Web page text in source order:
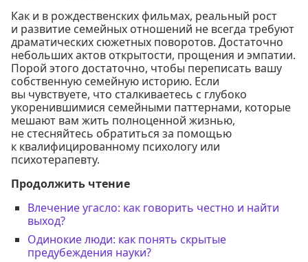
Как и в рождественских фильмах, реальный рост
и развитие семейных отношений не всегда требуют
драматических сюжетных поворотов. Достаточно
небольших актов открытости, прощения и эмпатии.
Порой этого достаточно, чтобы переписать вашу
собственную семейную историю. Если
вы чувствуете, что сталкиваетесь с глубоко
укоренившимися семейными паттернами, которые
мешают вам жить полноценной жизнью,
не стесняйтесь обратиться за помощью
к квалифицированному психологу или
психотерапевту.
Продолжить чтение
Влечение угасло: как говорить честно и найти
выход?
Одинокие люди: как понять скрытые
предубеждения науки?